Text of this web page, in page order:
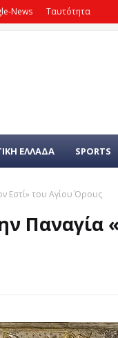
News Ταυτότητα
ΕΛΛΑΔΑ SPORTS
Εστί» του Αγίου Όρους
Παναγία